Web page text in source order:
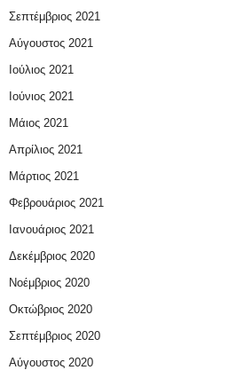
Σεπτέμβριος 2021
Αύγουστος 2021
Ιούλιος 2021
Ιούνιος 2021
Μάιος 2021
Απρίλιος 2021
Μάρτιος 2021
Φεβρουάριος 2021
Ιανουάριος 2021
Δεκέμβριος 2020
Νοέμβριος 2020
Οκτώβριος 2020
Σεπτέμβριος 2020
Αύγουστος 2020